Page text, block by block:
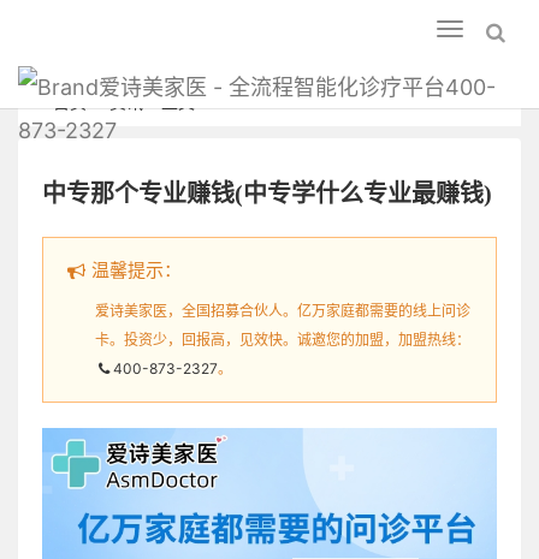
Toggle
navigation
爱诗美家医 - 全流程智能化诊疗平台400-
873-2327
首页 资讯 正文
中专那个专业赚钱(中专学什么专业最赚钱)
温馨提示：
爱诗美家医，全国招募合伙人。亿万家庭都需要的线上问诊
卡。投资少，回报高，见效快。诚邀您的加盟，加盟热线：
400-873-2327。